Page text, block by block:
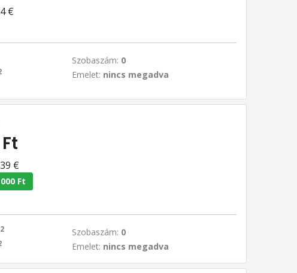
€
Szobaszám: 0
Emelet: nincs megadva
€
Ft
2 Szobaszám: 0
Emelet: nincs megadva